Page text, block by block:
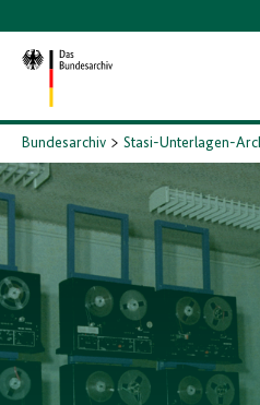
Zur
Startseite
Bundesarchiv Stasi-Unterlagen-